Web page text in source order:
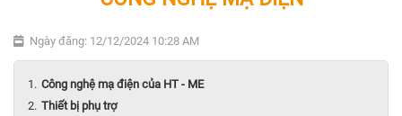
Ngày đăng: 12/12/2024 10:28 AM
Công nghệ mạ điện của HT - ME
Thiết bị phụ trợ